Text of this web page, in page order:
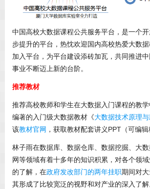
中国高校大数据课程公共服务平台，是一个
步提升的平台，热忱欢迎国内高校热爱大数
加入平台，为平台建设添砖加瓦，共同推进
事业不断迈上新的台阶。
推荐教材
推荐高校教师和学生在大数据入门课程的教
编著的入门级大数据教材《大数据技术原理与
该教材官网 ，获取教材配套讲义PPT（可编辑
林子雨在数据库、数据仓库、数据挖掘、大
网等领域有着十多年的知识积累，对各个领
的了解，在政府发改部门的两年挂职期间对
其形成了比较宽泛的视野和对产业的深入了解